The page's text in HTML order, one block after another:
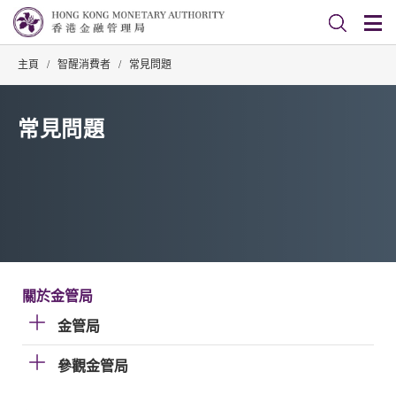
主頁 / 智醒消費者 / 常見問題
常見問題
關於金管局
金管局
參觀金管局